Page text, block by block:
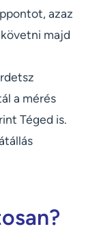
azaz
majd
a mérés
Téged is.